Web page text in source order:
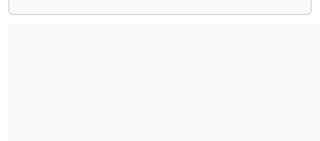
Redaktion verantwortlich. Die Fachjournalisten